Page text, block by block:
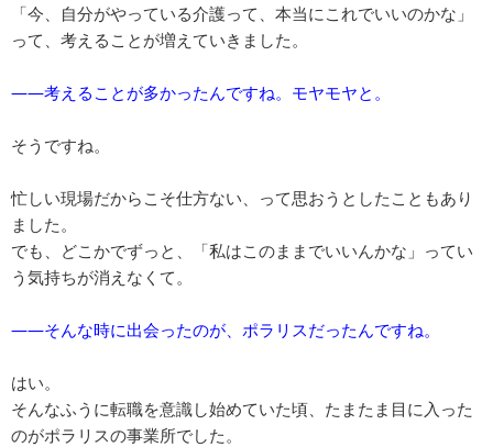
「今、自分がやっている介護って、本当にこれでいいのかな」
って、考えることが増えていきました。
――考えることが多かったんですね。モヤモヤと。
そうですね。
忙しい現場だからこそ仕方ない、って思おうとしたこともあり
ました。
でも、どこかでずっと、「私はこのままでいいんかな」ってい
う気持ちが消えなくて。
――そんな時に出会ったのが、ポラリスだったんですね。
はい。
そんなふうに転職を意識し始めていた頃、たまたま目に入った
のがポラリスの事業所でした。